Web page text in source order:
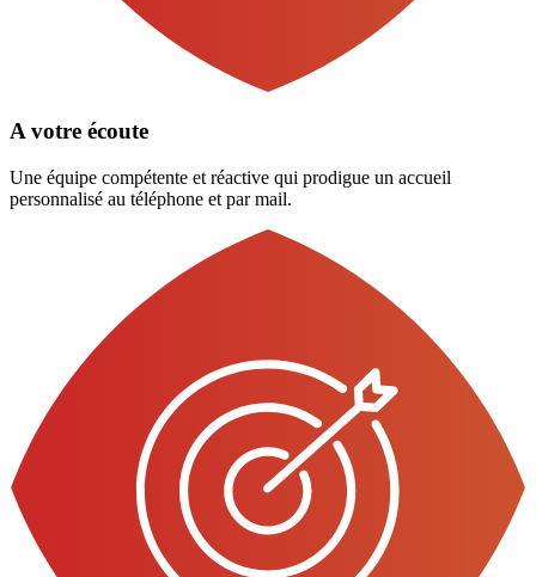
A votre écoute
Une équipe compétente et réactive qui prodigue un accueil
personnalisé au téléphone et par mail.